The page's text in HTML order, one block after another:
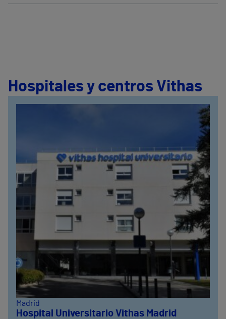
Hospitales y centros Vithas
Madrid
Hospital Universitario Vithas Madrid